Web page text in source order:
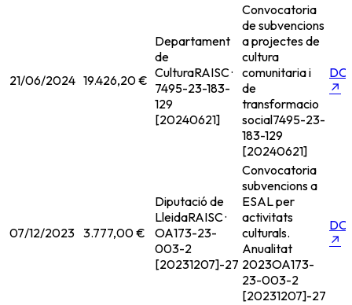
21/06/2024 19.426,20 €
Departament
de
CulturaRAISC ·
7495-23-183-
129
[20240621]
Convocatoria
de subvencions
a projectes de
cultura
comunitaria i
de
transformacio
social7495-23-
183-129
[20240621]
↗
07/12/2023 3.777,00 €
Diputació de
LleidaRAISC ·
OA173-23-
003-2
[20231207]-27
Convocatoria
subvencions a
ESAL per
activitats
culturals.
Anualitat
2023OA173-
23-003-2
[20231207]-27
↗